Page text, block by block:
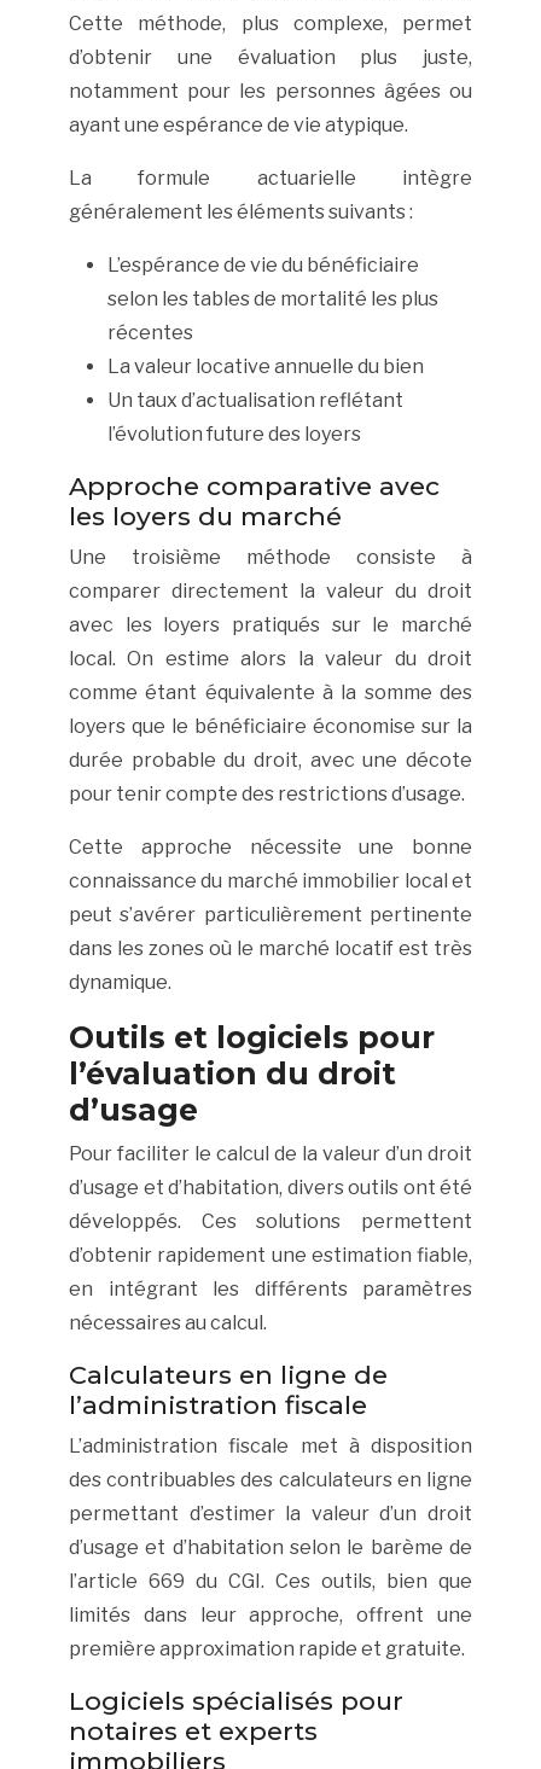
Cette méthode, plus complexe, permet
d’obtenir une évaluation plus juste,
notamment pour les personnes âgées ou
ayant une espérance de vie atypique.
La formule actuarielle intègre
généralement les éléments suivants :
L’espérance de vie du bénéficiaire
selon les tables de mortalité les plus
récentes
La valeur locative annuelle du bien
Un taux d’actualisation reflétant
l’évolution future des loyers
Approche comparative avec
les loyers du marché
Une troisième méthode consiste à
comparer directement la valeur du droit
avec les loyers pratiqués sur le marché
local. On estime alors la valeur du droit
comme étant équivalente à la somme des
loyers que le bénéficiaire économise sur la
durée probable du droit, avec une décote
pour tenir compte des restrictions d’usage.
Cette approche nécessite une bonne
connaissance du marché immobilier local et
peut s’avérer particulièrement pertinente
dans les zones où le marché locatif est très
dynamique.
Outils et logiciels pour
l’évaluation du droit
d’usage
Pour faciliter le calcul de la valeur d’un droit
d’usage et d’habitation, divers outils ont été
développés. Ces solutions permettent
d’obtenir rapidement une estimation fiable,
en intégrant les différents paramètres
nécessaires au calcul.
Calculateurs en ligne de
l’administration fiscale
L’administration fiscale met à disposition
des contribuables des calculateurs en ligne
permettant d’estimer la valeur d’un droit
d’usage et d’habitation selon le barème de
l’article 669 du CGI. Ces outils, bien que
limités dans leur approche, offrent une
première approximation rapide et gratuite.
Logiciels spécialisés pour
notaires et experts
immobiliers